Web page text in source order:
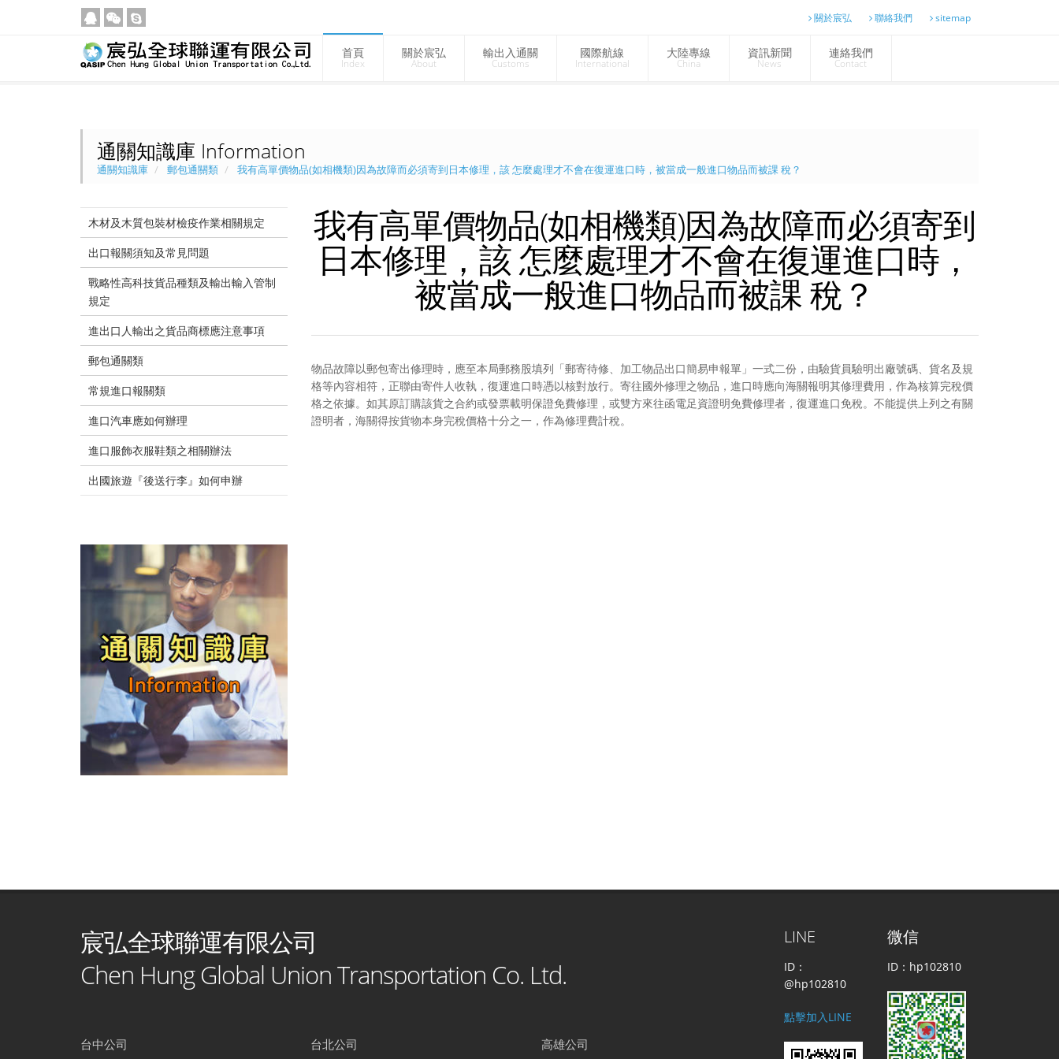
關於宸弘 聯絡我們 sitemap
首頁
Index
關於宸弘
About
輸出入通關
Customs
國際航線
International
大陸專線
China
資訊新聞
News
連絡我們
Contact
通關知識庫 Information
通關知識庫 郵包通關類 我有高單價物品(如相機類)因為故障而必須寄到日本修理，該 怎麼處理才不會在復運進口時，被當成一般進口物品而被課 稅？
木材及木質包裝材檢疫作業相關規定
出口報關須知及常見問題
戰略性高科技貨品種類及輸出輸入管制
規定
進出口人輸出之貨品商標應注意事項
郵包通關類
常規進口報關類
進口汽車應如何辦理
進口服飾衣服鞋類之相關辦法
出國旅遊『後送行李』如何申辦
我有高單價物品(如相機類)因為故障而必須寄到
日本修理，該 怎麼處理才不會在復運進口時，
被當成一般進口物品而被課 稅？
物品故障以郵包寄出修理時，應至本局郵務股填列「郵寄待修、加工物品出口簡易申報單」一式二份，由驗貨員驗明出廠號碼、貨名及規
格等內容相符，正聯由寄件人收執，復運進口時憑以核對放行。寄往國外修理之物品，進口時應向海關報明其修理費用，作為核算完稅價
格之依據。如其原訂購該貨之合約或發票載明保證免費修理，或雙方來往函電足資證明免費修理者，復運進口免稅。不能提供上列之有關
證明者，海關得按貨物本身完稅價格十分之一，作為修理費計稅。
宸弘全球聯運有限公司
Chen Hung Global Union Transportation Co. Ltd.
台中公司 台北公司 高雄公司
LINE
ID：
@hp102810
點擊加入LINE
微信
ID：hp102810